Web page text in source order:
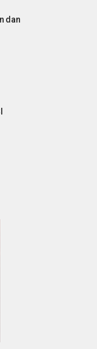
dan